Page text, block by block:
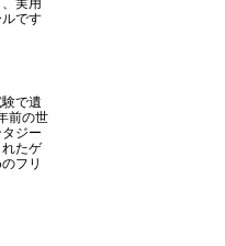
実用
です
で遺
前の世
ジー
たゲ
フリ